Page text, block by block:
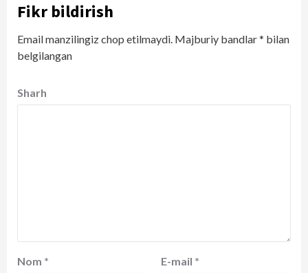
Fikr bildirish
Email manzilingiz chop etilmaydi. Majburiy bandlar* bilan
belgilangan
Sharh
Nom * E-mail *